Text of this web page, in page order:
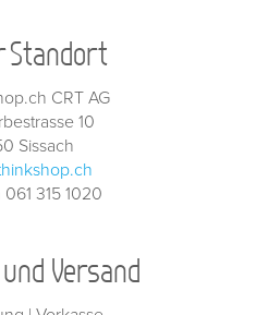
Standort
CRT AG
10
Sissach
315 1020
Versand